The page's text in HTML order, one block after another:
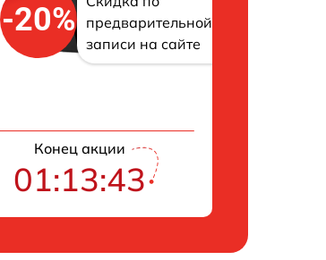
-20%
предварительной
записи на сайте
Конец акции
01:13:43